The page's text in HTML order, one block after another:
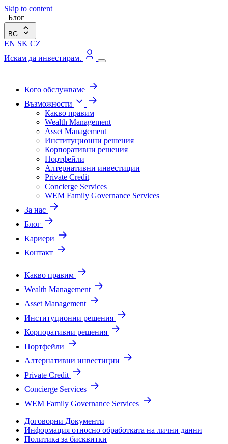
Skip to content
Блог
BG
EN SK CZ
Искам да инвестирам.
Кого обслужваме
Възможности
Какво правим
Wealth Management
Asset Management
Институционни решения
Корпоративни решения
Портфейли
Алтернативни инвестиции
Private Credit
Concierge Services
WEM Family Governance Services
За нас
Блог
Кариери
Контакт
Какво правим
Wealth Management
Asset Management
Институционни решения
Корпоративни решения
Портфейли
Алтернативни инвестиции
Private Credit
Concierge Services
WEM Family Governance Services
Договорни Документи
Информация относно обработката на лични данни
Политика за бисквитки